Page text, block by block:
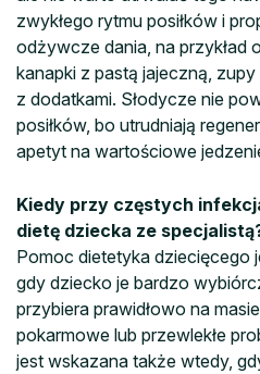
zwykłego rytmu posiłków i
odżywcze dania, na przykład
kanapki z pastą jajeczną,
z dodatkami. Słodycze nie
posiłków, bo utrudniają
apetyt na wartościowe
Kiedy przy częstych
dietę dziecka ze
Pomoc dietetyka dziecięcego
gdy dziecko je bardzo
przybiera prawidłowo na
pokarmowe lub przewlekłe
jest wskazana także wtedy,